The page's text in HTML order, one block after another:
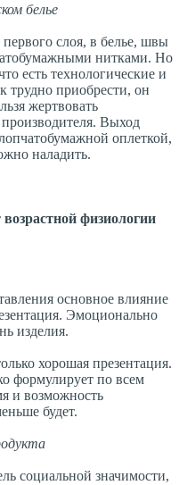
белье
слоя, в белье, швы
нитками. Но
есть технологические и
трудно приобрести, он
жертвовать
производителя. Выход
оплеткой,
наладить.
физиологии
основное влияние
Эмоционально
изделия.
хорошая презентация.
формулирует по всем
и возможность
будет.
социальной значимости,